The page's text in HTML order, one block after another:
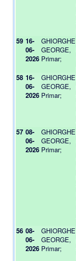
59 16-
06-
2026
GHIORGHE
GEORGE,
Primar;
58 16-
06-
2026
GHIORGHE
GEORGE,
Primar;
57 08-
06-
2026
GHIORGHE
GEORGE,
Primar;
56 08-
06-
2026
GHIORGHE
GEORGE,
Primar;